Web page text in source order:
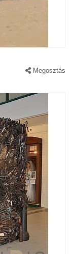
Megosztás